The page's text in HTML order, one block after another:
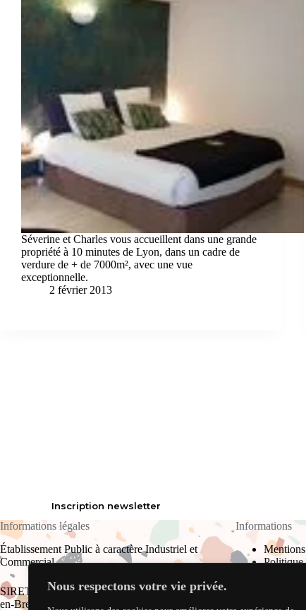
Nous respectons votre vie privée.
Séverine et Charles vous accueillent dans une grande
propriété à 10 minutes de Lyon, dans un cadre de
verdure de + de 7000m², avec une vue
exceptionnelle.
2 février 2013
Inscription newsletter
Informations légales
Établissement Public à caractère Industriel et
Commercial
SIRET : 823 709 910 00017 RCS Bourg-
en-Bresse
Informations
Politique